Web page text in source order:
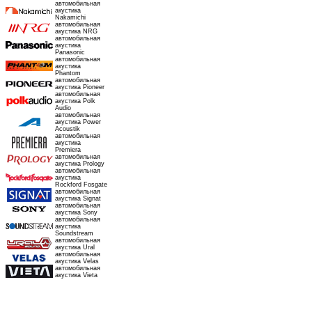
автомобильная
акустика
Nakamichi
автомобильная
акустика NRG
автомобильная
акустика
Panasonic
автомобильная
акустика
Phantom
автомобильная
акустика Pioneer
автомобильная
акустика Polk
Audio
автомобильная
акустика Power
Acoustik
автомобильная
акустика
Premiera
автомобильная
акустика Prology
автомобильная
акустика
Rockford Fosgate
автомобильная
акустика Signat
автомобильная
акустика Sony
автомобильная
акустика
Soundstream
автомобильная
акустика Ural
автомобильная
акустика Velas
автомобильная
акустика Vieta